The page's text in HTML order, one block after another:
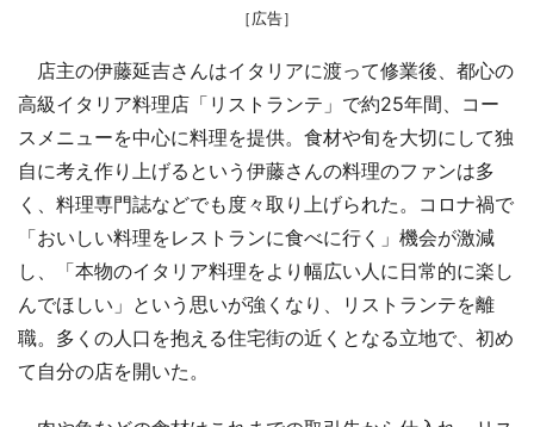
［広告］
店主の伊藤延吉さんはイタリアに渡って修業後、都心の
高級イタリア料理店「リストランテ」で約25年間、コー
スメニューを中心に料理を提供。食材や旬を大切にして独
自に考え作り上げるという伊藤さんの料理のファンは多
く、料理専門誌などでも度々取り上げられた。コロナ禍で
「おいしい料理をレストランに食べに行く」機会が激減
し、「本物のイタリア料理をより幅広い人に日常的に楽し
んでほしい」という思いが強くなり、リストランテを離
職。多くの人口を抱える住宅街の近くとなる立地で、初め
て自分の店を開いた。